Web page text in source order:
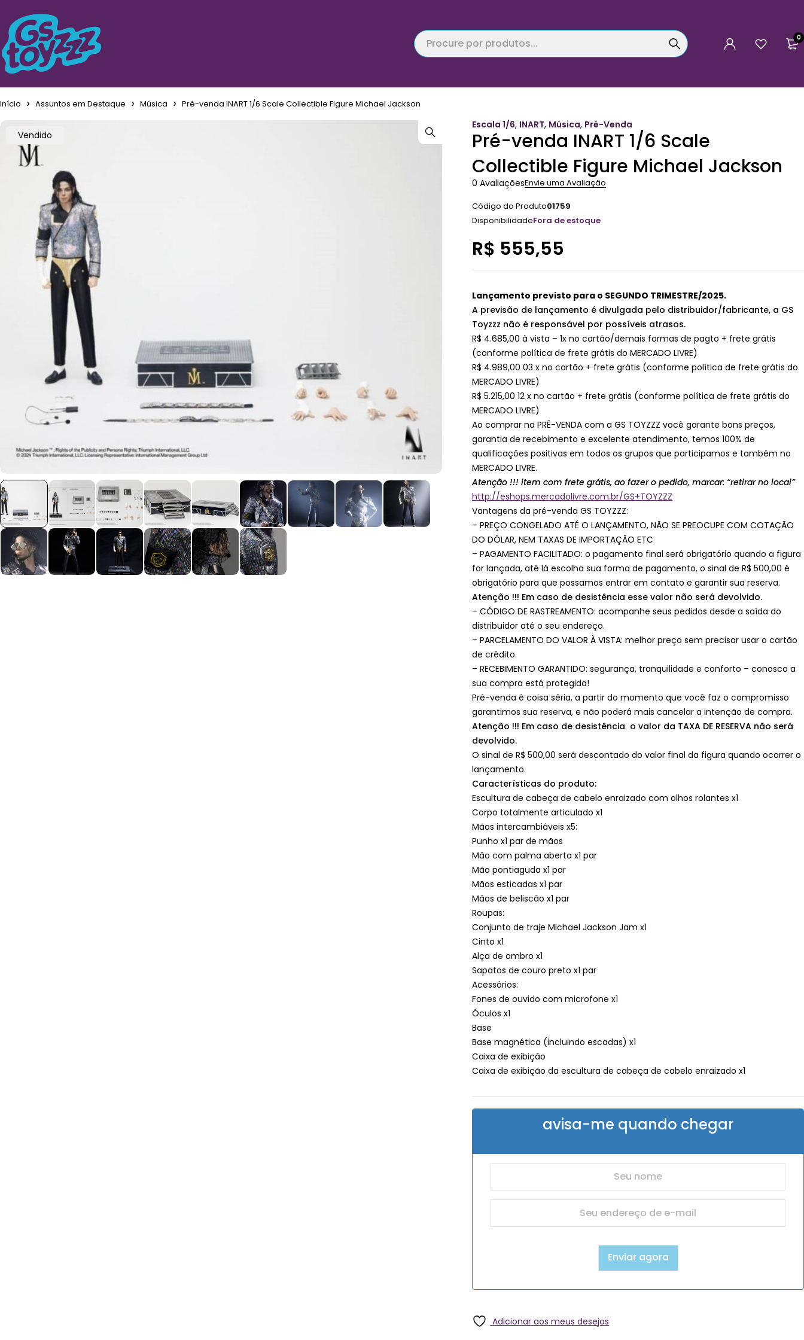
0
Início Assuntos em Destaque Música Pré-venda INART 1/6 Scale Collectible Figure Michael Jackson
Vendido
Escala 1/6, INART, Música, Pré-Venda
Pré-venda INART 1/6 Scale
Collectible Figure Michael Jackson
0 AvaliaçõesEnvie uma Avaliação
Código do Produto01759
DisponibilidadeFora de estoque
R$ 555,55
Lançamento previsto para o SEGUNDO TRIMESTRE/2025.
A previsão de lançamento é divulgada pelo distribuidor/fabricante, a GS
Toyzzz não é responsável por possíveis atrasos.
R$ 4.685,00 à vista – 1x no cartão/demais formas de pagto + frete grátis
(conforme política de frete grátis do MERCADO LIVRE)
R$ 4.989,00 03 x no cartão + frete grátis (conforme política de frete grátis do
MERCADO LIVRE)
R$ 5.215,00 12 x no cartão + frete grátis (conforme política de frete grátis do
MERCADO LIVRE)
Ao comprar na PRÉ-VENDA com a GS TOYZZZ você garante bons preços,
garantia de recebimento e excelente atendimento, temos 100% de
qualificações positivas em todos os grupos que participamos e também no
MERCADO LIVRE.
Atenção !!! item com frete grátis, ao fazer o pedido, marcar: “retirar no local”
http://eshops.mercadolivre.com.br/GS+TOYZZZ
Vantagens da pré-venda GS TOYZZZ:
– PREÇO CONGELADO ATÉ O LANÇAMENTO, NÃO SE PREOCUPE COM COTAÇÃO
DO DÓLAR, NEM TAXAS DE IMPORTAÇÃO ETC
– PAGAMENTO FACILITADO: o pagamento final será obrigatório quando a figura
for lançada, até lá escolha sua forma de pagamento, o sinal de R$ 500,00 é
obrigatório para que possamos entrar em contato e garantir sua reserva.
Atenção !!! Em caso de desistência esse valor não será devolvido.
– CÓDIGO DE RASTREAMENTO: acompanhe seus pedidos desde a saída do
distribuidor até o seu endereço.
– PARCELAMENTO DO VALOR À VISTA: melhor preço sem precisar usar o cartão
de crédito.
– RECEBIMENTO GARANTIDO: segurança, tranquilidade e conforto – conosco a
sua compra está protegida!
Pré-venda é coisa séria, a partir do momento que você faz o compromisso
garantimos sua reserva, e não poderá mais cancelar a intenção de compra.
Atenção !!! Em caso de desistência o valor da TAXA DE RESERVA não será
devolvido.
O sinal de R$ 500,00 será descontado do valor final da figura quando ocorrer o
lançamento.
Características do produto:
Escultura de cabeça de cabelo enraizado com olhos rolantes x1
Corpo totalmente articulado x1
Mãos intercambiáveis x5:
Punho x1 par de mãos
Mão com palma aberta x1 par
Mão pontiaguda x1 par
Mãos esticadas x1 par
Mãos de beliscão x1 par
Roupas:
Conjunto de traje Michael Jackson Jam x1
Cinto x1
Alça de ombro x1
Sapatos de couro preto x1 par
Acessórios:
Fones de ouvido com microfone x1
Óculos x1
Base
Base magnética (incluindo escadas) x1
Caixa de exibição
Caixa de exibição da escultura de cabeça de cabelo enraizado x1
avisa-me quando chegar
Adicionar aos meus desejos